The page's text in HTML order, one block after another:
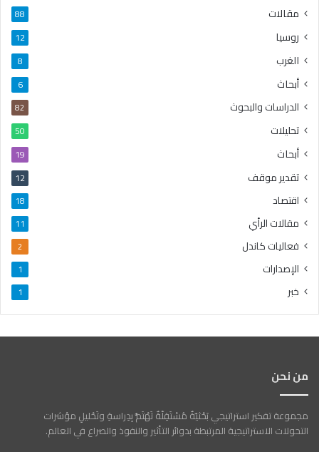
مقالات 88
روسيا 12
الغرب 8
أبحاث 6
الدراسات والبحوث 82
تحليلات 50
أبحاث 19
تقدير موقف 12
اقتصاد 18
مقالات الرأي 11
فعاليات كاندل 2
الإصدارات 1
خبر 1
من نحن
مجموعة تفكير استراتيجي بَحْثيّةٌ مُسْتَقِلّةٌ تَهْتَمُّ بِدِراسةِ وتَحْليلِ مؤشرات
التحولات الاستراتيجية المرتبطة بدوائر التأثير والنفوذ والصراع في العالم.